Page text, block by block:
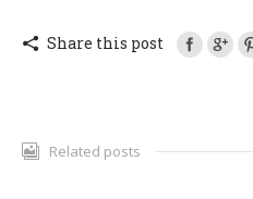
Share this post
Related posts